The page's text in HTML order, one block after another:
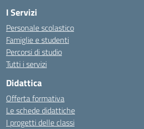
I Servizi
Personale scolastico
Famiglie e studenti
Percorsi di studio
Tutti i servizi
Didattica
Offerta formativa
Le schede didattiche
I progetti delle classi